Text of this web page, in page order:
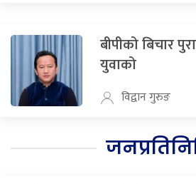
बीपीको बिचार
युवाको
विद्वान गुरुङ